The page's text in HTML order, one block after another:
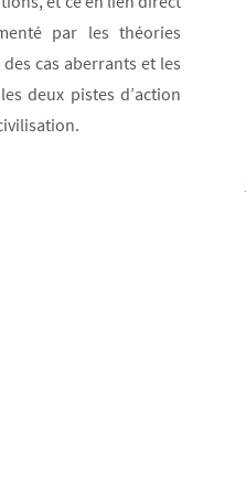
par les théories
cas aberrants et les
deux pistes d’action